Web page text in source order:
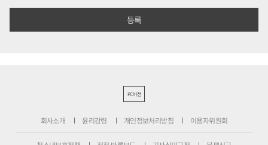
PC버전
회사소개 윤리강령 개인정보처리방침 이용자위원회